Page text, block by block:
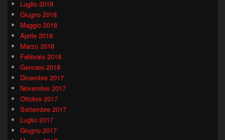
Luglio 2018
Giugno 2018
Maggio 2018
Aprile 2018
Marzo 2018
Febbraio 2018
Gennaio 2018
Dicembre 2017
Novembre 2017
Ottobre 2017
Settembre 2017
Luglio 2017
Giugno 2017